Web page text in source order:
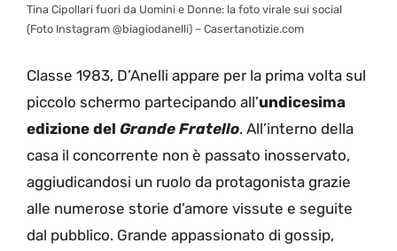
Tina Cipollari fuori da Uomini e Donne: la foto virale sui social
(Foto Instagram @biagiodanelli) – Casertanotizie.com
Classe 1983, D’Anelli appare per la prima volta sul
piccolo schermo partecipando all’undicesima
edizione del Grande Fratello. All’interno della
casa il concorrente non è passato inosservato,
aggiudicandosi un ruolo da protagonista grazie
alle numerose storie d’amore vissute e seguite
dal pubblico. Grande appassionato di gossip,